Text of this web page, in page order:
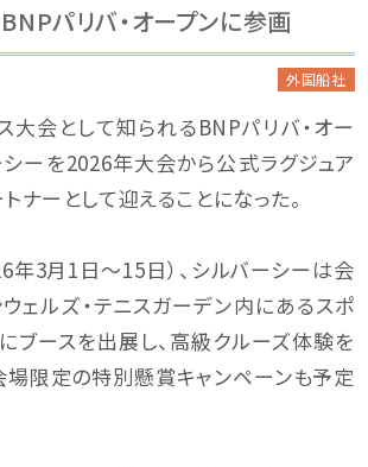
パリバ・オープンに参画
外国船社
大会として知られるBNPパリバ・オー
シーを2026年大会から公式ラグジュア
ナーとして迎えることになった。
年3月1日〜15日）、シルバーシーは会
ェルズ・テニスガーデン内にあるスポ
ブースを出展し、高級クルーズ体験を
場限定の特別懸賞キャンペーンも予定